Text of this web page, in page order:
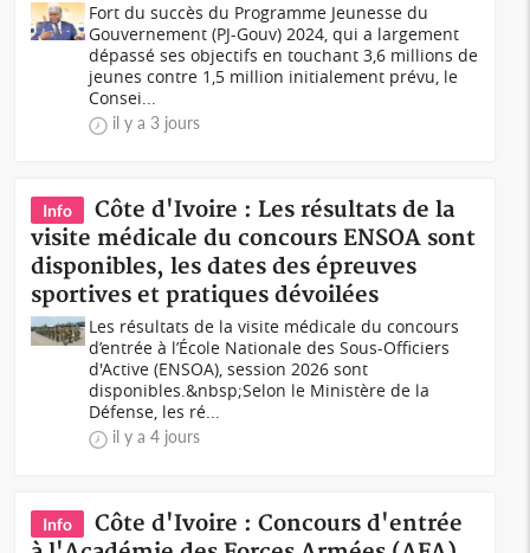
Fort du succès du Programme Jeunesse du
Gouvernement (PJ-Gouv) 2024, qui a largement
dépassé ses objectifs en touchant 3,6 millions de
jeunes contre 1,5 million initialement prévu, le
Consei...
il y a 3 jours
Info
Côte d'Ivoire : Les résultats de la
visite médicale du concours ENSOA sont
disponibles, les dates des épreuves
sportives et pratiques dévoilées
Les résultats de la visite médicale du concours
d’entrée à l’École Nationale des Sous-Officiers
d'Active (ENSOA), session 2026 sont
disponibles.&nbsp;Selon le Ministère de la
Défense, les ré...
il y a 4 jours
Info
Côte d'Ivoire : Concours d'entrée